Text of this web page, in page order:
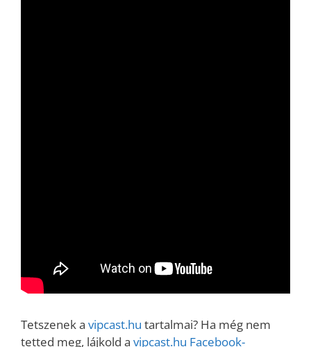
Tetszenek a vipcast.hu tartalmai? Ha még nem
tetted meg, lájkold a vipcast.hu Facebook-